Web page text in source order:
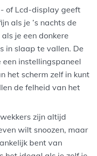
of Lcd-display geeft
als je ’s nachts de
je een donkere
in slaap te vallen. De
een instellingspaneel
het scherm zelf in kunt
de felheid van het
zijn altijd
wilt snoozen, maar
bent van